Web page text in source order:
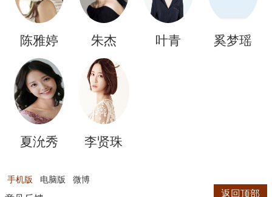
陈雅婷 朱杰 叶青 奚梦瑶
夏沇秀 李贤珠
手机版 电脑版 微博
返回顶部